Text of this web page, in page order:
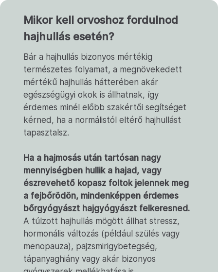
Mikor kell orvoshoz fordulnod
hajhullás esetén?
Bár a hajhullás bizonyos mértékig
természetes folyamat, a megnövekedett
mértékű hajhullás hátterében akár
egészségügyi okok is állhatnak, így
érdemes minél előbb szakértői segítséget
kérned, ha a normálistól eltérő hajhullást
tapasztalsz.
Ha a hajmosás után tartósan nagy
mennyiségben hullik a hajad, vagy
észrevehető kopasz foltok jelennek meg
a fejbőrödön, mindenképpen érdemes
bőrgyógyászt hajgyógyászt felkeresned.
A túlzott hajhullás mögött állhat stressz,
hormonális változás (például szülés vagy
menopauza), pajzsmirigybetegség,
tápanyaghiány vagy akár bizonyos